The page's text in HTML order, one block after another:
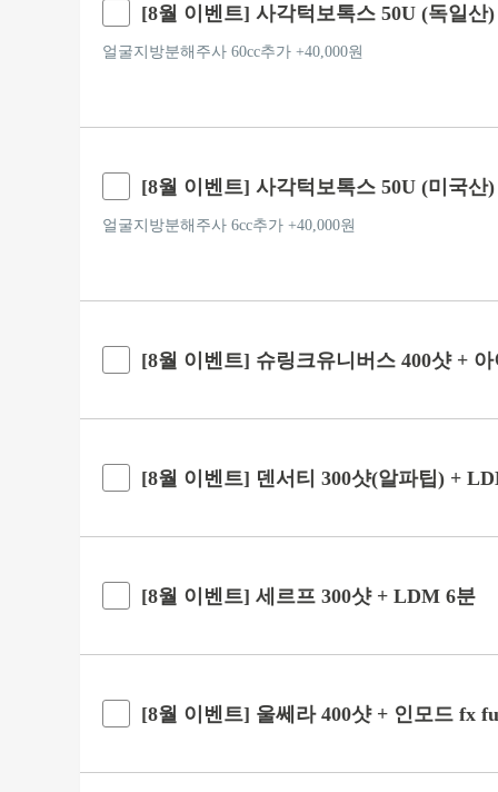
[8월 이벤트] 사각턱보톡스 50U (독일산)
얼굴지방분해주사 60cc추가 +40,000원
[8월 이벤트] 사각턱보톡스 50U (미국산)
얼굴지방분해주사 6cc추가 +40,000원
[8월 이벤트] 슈링크유니버스 400샷 +
[8월 이벤트] 덴서티 300샷(알파팁) +
[8월 이벤트] 세르프 300샷 + LDM 6분
[8월 이벤트] 울쎄라 400샷 + 인모드 fx